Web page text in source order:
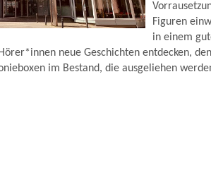
Figuren
in einem
Hörer*innen neue Geschichten entdecken,
im Bestand, die ausgeliehen